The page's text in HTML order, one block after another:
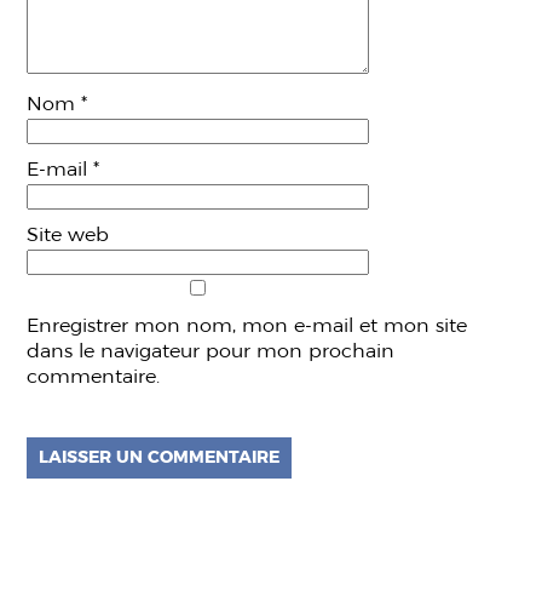
Nom*
E-mail*
Site web
Enregistrer mon nom, mon e-mail et mon site
dans le navigateur pour mon prochain
commentaire.